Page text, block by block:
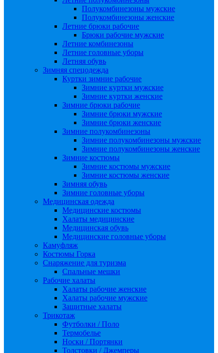
Полукомбинезоны мужские
Полукомбинезоны женские
Летние брюки рабочие
Брюки рабочие мужские
Летние комбинезоны
Летние головные уборы
Летняя обувь
Зимняя спецодежда
Куртки зимние рабочие
Зимние куртки мужские
Зимние куртки женские
Зимние брюки рабочие
Зимние брюки мужские
Зимние брюки женские
Зимние полукомбинезоны
Зимние полукомбинезоны мужские
Зимние полукомбинезоны женские
Зимние костюмы
Зимние костюмы мужские
Зимние костюмы женские
Зимняя обувь
Зимние головные уборы
Медицинская одежда
Медицинские костюмы
Халаты медицинские
Медицинская обувь
Медицинские головные уборы
Камуфляж
Костюмы Горка
Снаряжение для туризма
Спальные мешки
Рабочие халаты
Халаты рабочие женские
Халаты рабочие мужские
Защитные халаты
Трикотаж
Футболки / Поло
Термобелье
Носки / Портянки
Толстовки / Джемперы